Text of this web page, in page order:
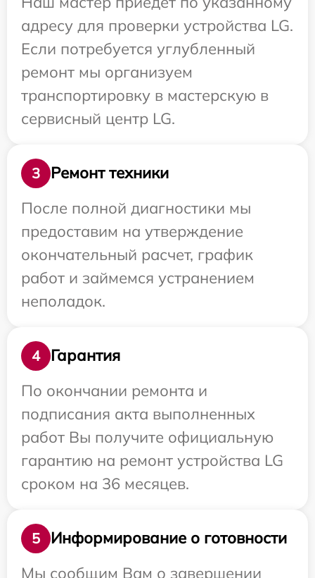
адресу для проверки устройства LG.
Если потребуется углубленный
ремонт мы организуем
транспортировку в мастерскую в
сервисный центр LG.
3
Ремонт техники
После полной диагностики мы
предоставим на утверждение
окончательный расчет, график
работ и займемся устранением
неполадок.
4
Гарантия
По окончании ремонта и
подписания акта выполненных
работ Вы получите официальную
гарантию на ремонт устройства LG
сроком на 36 месяцев.
5
Информирование о готовности
Мы сообщим Вам о завершении